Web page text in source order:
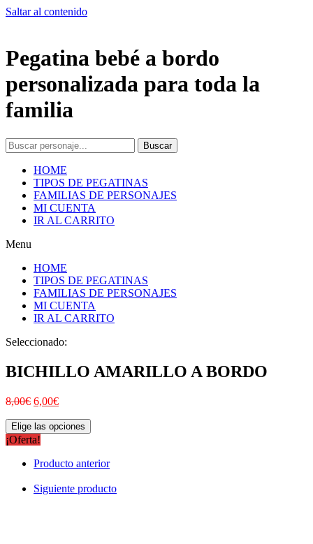
Saltar al contenido
Pegatina bebé a bordo
personalizada para toda la
familia
Buscar
HOME
TIPOS DE PEGATINAS
FAMILIAS DE PERSONAJES
MI CUENTA
IR AL CARRITO
Menu
HOME
TIPOS DE PEGATINAS
FAMILIAS DE PERSONAJES
MI CUENTA
IR AL CARRITO
Seleccionado:
BICHILLO AMARILLO A BORDO
8,00€ 6,00€
Elige las opciones
¡Oferta!
Producto anterior
Siguiente producto